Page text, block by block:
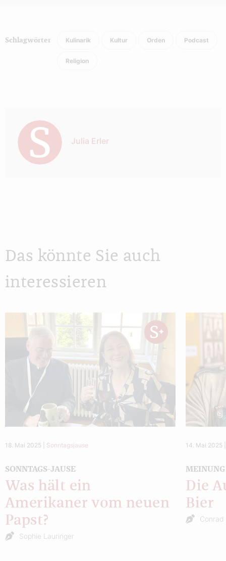
Schlagwörter Kulinarik Kultur Orden Podcast
Religion
Julia Erler
Das könnte Sie auch
interessieren
18. Mai 2025 Sonntagsjause
SONNTAGS-JAUSE
Was hält ein
Amerikaner vom neuen
Papst?
Sophie Lauringer
14. Mai 2025
MEINUNG
Die
Bier
Conrad